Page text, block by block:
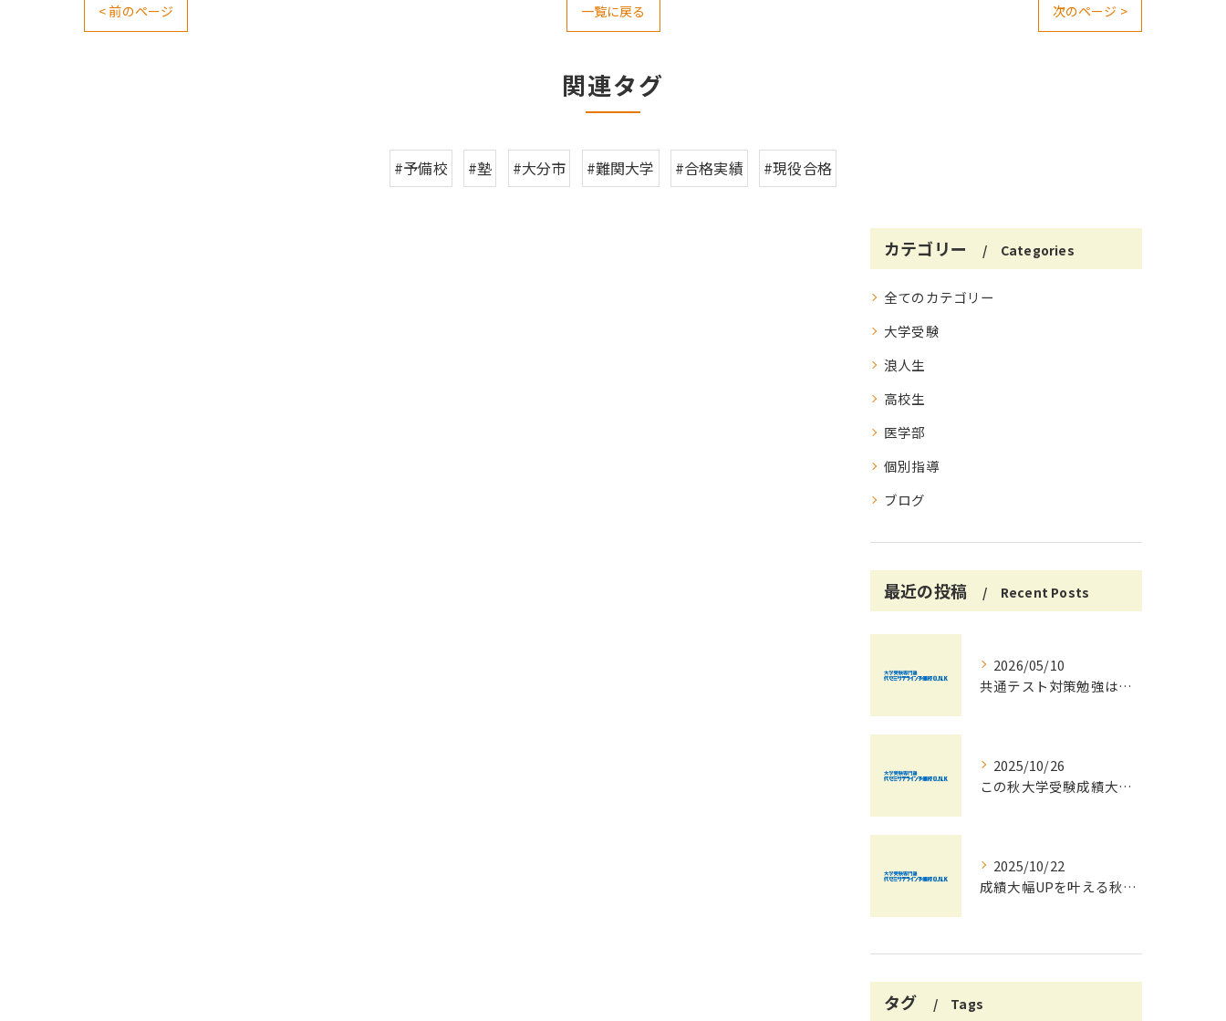
< 前のページ 一覧に戻る 次のページ >
関連タグ
#予備校 #塾 #大分市 #難関大学 #合格実績 #現役合格
カテゴリー Categories
全てのカテゴリー
大学受験
浪人生
高校生
医学部
個別指導
ブログ
最近の投稿 Recent Posts
2026/05/10
共通テスト対策勉強は早めに始めましょう！
2025/10/26
この秋大学受験成績大幅UPの秘訣
2025/10/22
成績大幅UPを叶える秋の効率学習法
タグ Tags